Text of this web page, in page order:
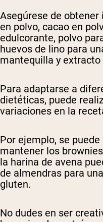
Asegúrese de
en polvo, cacao en
edulcorante, polvo
huevos de lino para
mantequilla y extracto
Para adaptarse a
dietéticas, puede
variaciones en la
Por ejemplo, se
mantener los
la harina de avena
de almendras para
gluten.
No dudes en ser